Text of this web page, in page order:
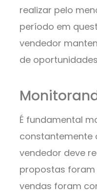
realizar pelo
período em
vendedor
de
É fundamental
constantemente
vendedor deve
propostas
vendas foram